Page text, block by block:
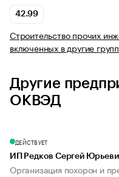
42.99
Строительство прочих
включенных в другие
Другие
ОКВЭД
ДЕЙСТВУЕТ
ИП Редков Сергей
Организация похорон и